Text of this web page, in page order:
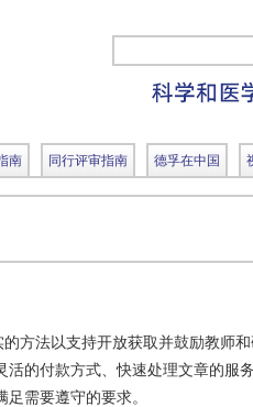
南 同行评审指南 德孚在中国
方法以支持开放获取并鼓励教师
活的付款方式、快速处理文章的
需要遵守的要求。